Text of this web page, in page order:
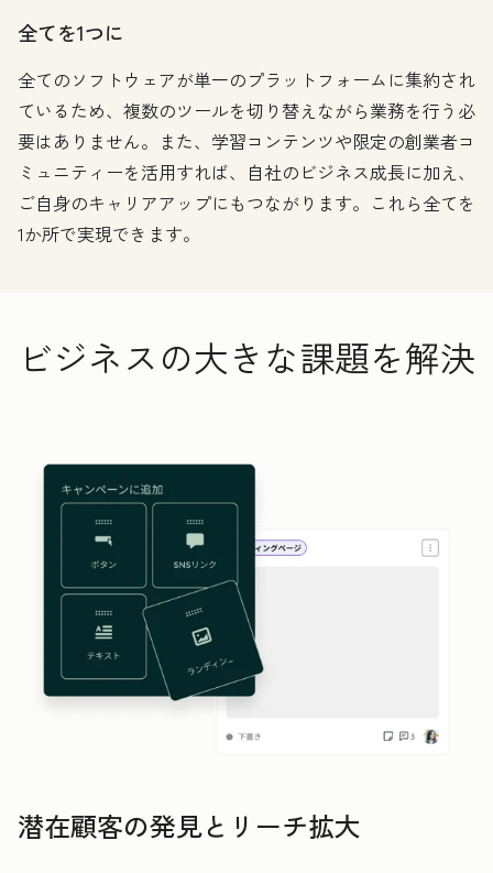
全てを1つに
全てのソフトウェアが単一のプラットフォームに集約され
ているため、複数のツールを切り替えながら業務を行う必
要はありません。また、学習コンテンツや限定の創業者コ
ミュニティーを活用すれば、自社のビジネス成長に加え、
ご自身のキャリアアップにもつながります。これら全てを
1か所で実現できます。
ビジネスの大きな課題を解決
潜在顧客の発見とリーチ拡大